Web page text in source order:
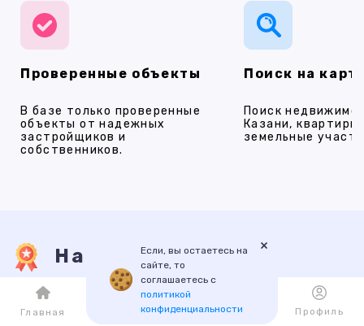
Проверенные объекты
В базе только проверенные
объекты от надежных
застройщиков и
собственников.
Поиск на
Поиск
Казани,
земельные
Наши услуги
ПРОДАЖА АРЕНДА НОВОСТРОЙКИ ИПОТЕКА
Если, вы остаетесь на
сайте, то
соглашаетесь с
политикой
конфиденциальности
×
Главная Каталог Избранное Профиль